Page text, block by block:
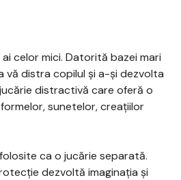
celor mici. Datorită bazei mari
distra copilul și a-și dezvolta
distractivă care oferă o
sunetelor, creațiilor
ca o jucărie separată.
dezvoltă imaginația și